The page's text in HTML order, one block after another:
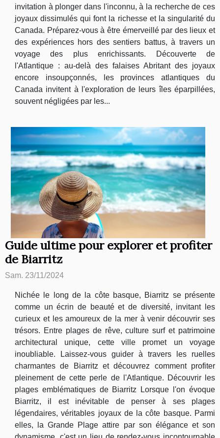
invitation à plonger dans l'inconnu, à la recherche de ces
joyaux dissimulés qui font la richesse et la singularité du
Canada. Préparez-vous à être émerveillé par des lieux et
des expériences hors des sentiers battus, à travers un
voyage des plus enrichissants. Découverte de
l'Atlantique : au-delà des falaises Abritant des joyaux
encore insoupçonnés, les provinces atlantiques du
Canada invitent à l'exploration de leurs îles éparpillées,
souvent négligées par les...
Guide ultime pour explorer et profiter
de Biarritz
Sam. 23/11/2024
Nichée le long de la côte basque, Biarritz se présente
comme un écrin de beauté et de diversité, invitant les
curieux et les amoureux de la mer à venir découvrir ses
trésors. Entre plages de rêve, culture surf et patrimoine
architectural unique, cette ville promet un voyage
inoubliable. Laissez-vous guider à travers les ruelles
charmantes de Biarritz et découvrez comment profiter
pleinement de cette perle de l'Atlantique. Découvrir les
plages emblématiques de Biarritz Lorsque l'on évoque
Biarritz, il est inévitable de penser à ses plages
légendaires, véritables joyaux de la côte basque. Parmi
elles, la Grande Plage attire par son élégance et son